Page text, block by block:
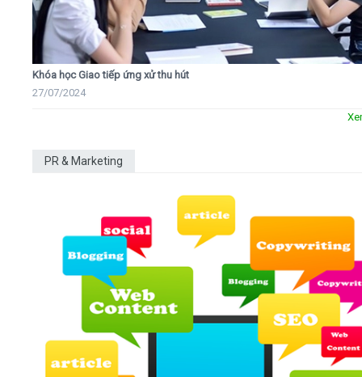
Khóa học Giao tiếp ứng xử thu hút
27/07/2024
PR & Marketing